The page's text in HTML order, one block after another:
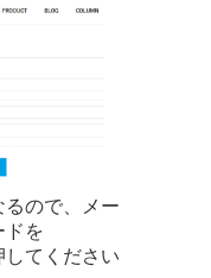
ので、メー
ドを
てください